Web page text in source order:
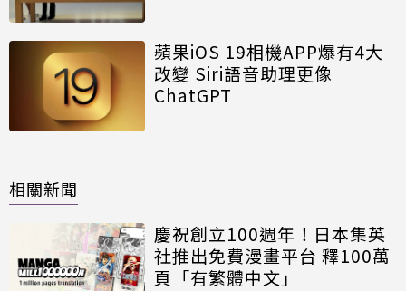
蘋果iOS 19相機APP爆有4大
改變 Siri語音助理更像
ChatGPT
相關新聞
慶祝創立100週年！日本集英
社推出免費漫畫平台 釋100萬
頁「有繁體中文」